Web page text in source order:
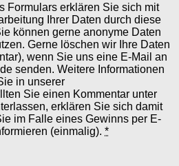
Formulars erklären Sie sich mit
Ihrer Daten durch diese
können gerne anonyme Daten
Gerne löschen wir Ihre Daten
wenn Sie uns eine E-Mail an
senden. Weitere Informationen
in unserer
Sie einen Kommentar unter
erklären Sie sich damit
im Falle eines Gewinns per E-
(einmalig). *